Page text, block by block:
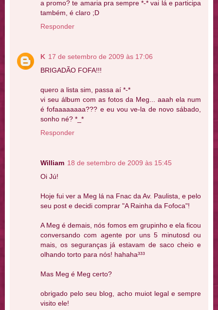
a promo? te amaria pra sempre *-* vai lá e participa
também, é claro ;D
Responder
K 17 de setembro de 2009 às 17:06
BRIGADÃO FOFA!!!
quero a lista sim, passa aí *-*
vi seu álbum com as fotos da Meg... aaah ela num
é fofaaaaaaaa??? e eu vou ve-la de novo sábado,
sonho né? *_*
Responder
William 18 de setembro de 2009 às 15:45
Oi Jú!
Hoje fui ver a Meg lá na Fnac da Av. Paulista, e pelo
seu post e decidi comprar "A Rainha da Fofoca"!
A Meg é demais, nós fomos em grupinho e ela ficou
conversando com agente por uns 5 minutosd ou
mais, os seguranças já estavam de saco cheio e
olhando torto para nós! hahaha³³³
Mas Meg é Meg certo?
obrigado pelo seu blog, acho muiot legal e sempre
visito ele!